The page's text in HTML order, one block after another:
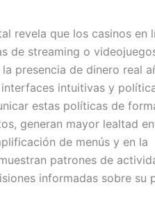
revela que los casinos en
de streaming o
presencia de dinero real
intuitivas y
estas políticas de
generan mayor lealtad
de menús y en la
patrones de
informadas sobre su